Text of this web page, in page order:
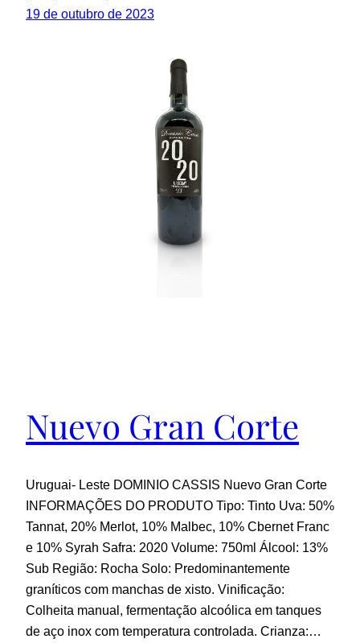
19 de outubro de 2023
Nuevo Gran Corte
Uruguai- Leste DOMINIO CASSIS Nuevo Gran Corte
INFORMAÇÕES DO PRODUTO Tipo: Tinto Uva: 50%
Tannat, 20% Merlot, 10% Malbec, 10% Cbernet Franc
e 10% Syrah Safra: 2020 Volume: 750ml Álcool: 13%
Sub Região: Rocha Solo: Predominantemente
graníticos com manchas de xisto. Vinificação:
Colheita manual, fermentação alcoólica em tanques
de aço inox com temperatura controlada. Crianza:…